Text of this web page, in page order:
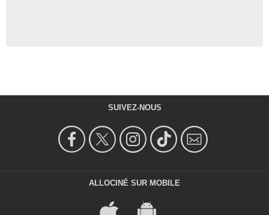
SUIVEZ-NOUS
ALLOCINÉ SUR MOBILE